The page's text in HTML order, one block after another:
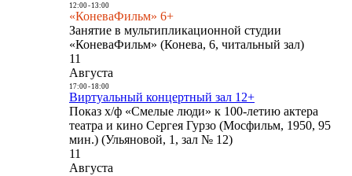
12:00- 13:00
«КоневаФильм» 6+
Занятие в мультипликационной студии
«КоневаФильм» (Конева, 6, читальный зал)
11
Августа
17:00- 18:00
Виртуальный концертный зал 12+
Показ х/ф «Смелые люди» к 100-летию актера
театра и кино Сергея Гурзо (Мосфильм, 1950, 95
мин.) (Ульяновой, 1, зал № 12)
11
Августа